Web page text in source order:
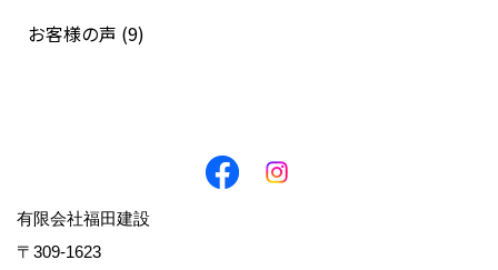
お客様の声 (9)
有限会社福田建設
〒309-1623